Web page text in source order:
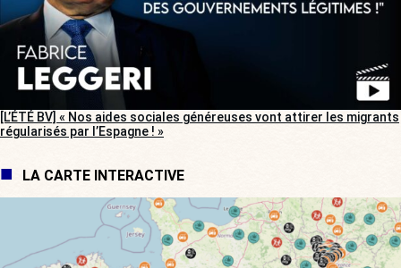
[L’ÉTÉ BV] « Nos aides sociales généreuses vont attirer les migrants
régularisés par l’Espagne ! »
LA CARTE INTERACTIVE